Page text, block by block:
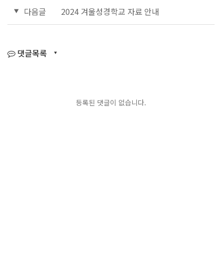
다음글 2024 겨울성경학교 자료 안내
댓글목록
등록된 댓글이 없습니다.